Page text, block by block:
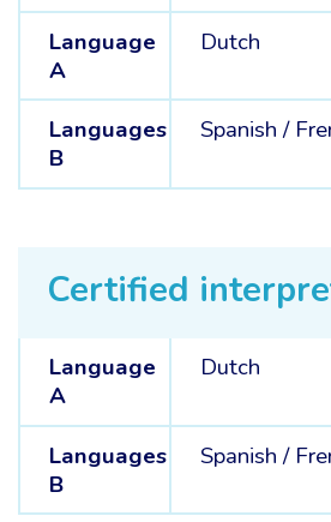
Language
A
Dutch
Languages
B
Spanish /
Certified
Language
A
Dutch
Languages
B
Spanish /